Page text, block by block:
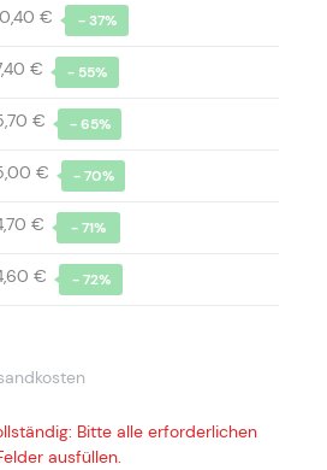
€ - 37%
€ - 55%
€ - 65%
€ - 70%
€ - 71%
€ - 72%
Bitte alle erforderlichen
ausfüllen.